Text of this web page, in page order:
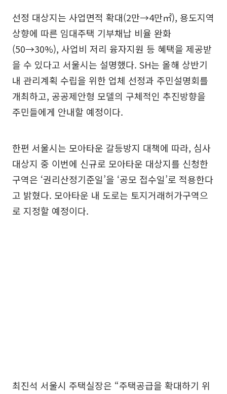
선정 대상지는 사업면적 확대(2만→4만㎡), 용도지역
상향에 따른 임대주택 기부채납 비율 완화
(50→30%), 사업비 저리 융자지원 등 혜택을 제공받
을 수 있다고 서울시는 설명했다. SH는 올해 상반기
내 관리계획 수립을 위한 업체 선정과 주민설명회를
개최하고, 공공제안형 모델의 구체적인 추진방향을
주민들에게 안내할 예정이다.
한편 서울시는 모아타운 갈등방지 대책에 따라, 심사
대상지 중 이번에 신규로 모아타운 대상지를 신청한
구역은 ‘권리산정기준일’을 ‘공모 접수일’로 적용한다
고 밝혔다. 모아타운 내 도로는 토지거래허가구역으
로 지정할 예정이다.
최진석 서울시 주택실장은 “주택공급을 확대하기 위